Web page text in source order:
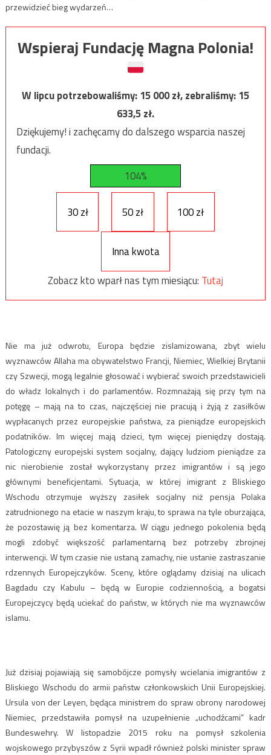
przewidzieć bieg wydarzeń…
Wspieraj Fundację Magna Polonia!
W lipcu potrzebowaliśmy:15 000zł, zebraliśmy:15
633,5zł.
Dziękujemy! i zachęcamy do dalszego wsparcia naszej
fundacji.
104%
30 zł 50 zł 100 zł
Inna kwota
Zobacz kto wparł nas tym miesiącu: Tutaj
Nie ma już odwrotu, Europa będzie zislamizowana, zbyt wielu
wyznawców Allaha ma obywatelstwo Francji, Niemiec, Wielkiej Brytanii
czy Szwecji, mogą legalnie głosować i wybierać swoich przedstawicieli
do władz lokalnych i do parlamentów. Rozmnażają się przy tym na
potęgę – mają na to czas, najczęściej nie pracują i żyją z zasiłków
wypłacanych przez europejskie państwa, za pieniądze europejskich
podatników. Im więcej mają dzieci, tym więcej pieniędzy dostają.
Patologiczny europejski system socjalny, dający ludziom pieniądze za
nic nierobienie został wykorzystany przez imigrantów i są jego
głównymi beneficjentami. Sytuacja, w której imigrant z Bliskiego
Wschodu otrzymuje wyższy zasiłek socjalny niż pensja Polaka
zatrudnionego na etacie w naszym kraju, to sprawa na tyle oburzająca,
że pozostawię ją bez komentarza. W ciągu jednego pokolenia będą
mogli zdobyć większość parlamentarną bez potrzeby zbrojnej
interwencji. W tym czasie nie ustaną zamachy, nie ustanie zastraszanie
rdzennych Europejczyków. Sceny, które oglądamy dzisiaj na ulicach
Bagdadu czy Kabulu – będą w Europie codziennością, a bogatsi
Europejczycy będą uciekać do państw, w których nie ma wyznawców
islamu.
Już dzisiaj pojawiają się samobójcze pomysły wcielania imigrantów z
Bliskiego Wschodu do armii państw członkowskich Unii Europejskiej.
Ursula von der Leyen, będąca ministrem do spraw obrony narodowej
Niemiec, przedstawiła pomysł na uzupełnienie „uchodźcami” kadr
Bundeswehry. W listopadzie 2015 roku na pomysł szkolenia
wojskowego przybyszów z Syrii wpadł również polski minister spraw